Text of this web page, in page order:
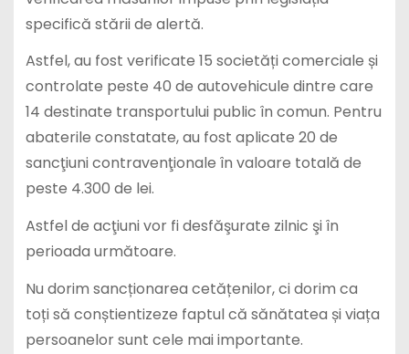
specifică stării de alertă.
Astfel, au fost verificate 15 societăți comerciale și
controlate peste 40 de autovehicule dintre care
14 destinate transportului public în comun. Pentru
abaterile constatate, au fost aplicate 20 de
sancţiuni contravenţionale în valoare totală de
peste 4.300 de lei.
Astfel de acţiuni vor fi desfăşurate zilnic şi în
perioada următoare.
Nu dorim sancționarea cetățenilor, ci dorim ca
toți să conștientizeze faptul că sănătatea și viața
persoanelor sunt cele mai importante.